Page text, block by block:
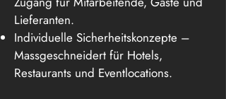
Lieferanten.
Individuelle Sicherheitskonzepte –
Massgeschneidert für Hotels,
Restaurants und Eventlocations.